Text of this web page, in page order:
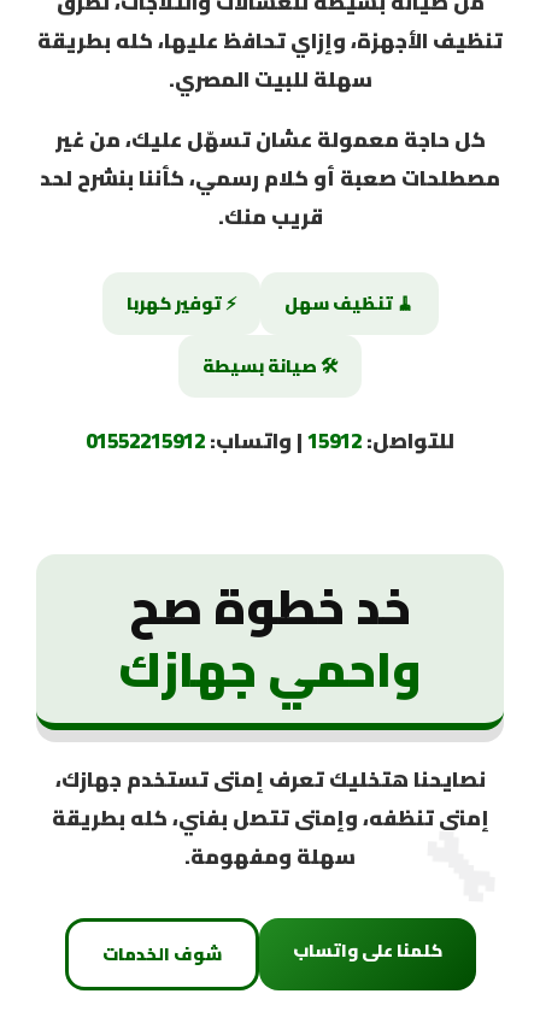
🔧
تنظيف الأجهزة، وإزاي تحافظ عليها، كله بطريقة
سهلة للبيت المصري.
كل حاجة معمولة عشان تسهّل عليك، من غير
مصطلحات صعبة أو كلام رسمي، كأننا بنشرح لحد
قريب منك.
🧹 تنظيف سهل
⚡ توفير كهربا
🛠️ صيانة بسيطة
للتواصل:15912| واتساب:01552215912
خد خطوة صح
واحمي جهازك
نصايحنا هتخليك تعرف إمتى تستخدم جهازك،
إمتى تنظفه، وإمتى تتصل بفني، كله بطريقة
سهلة ومفهومة.
كلمنا على واتساب شوف الخدمات